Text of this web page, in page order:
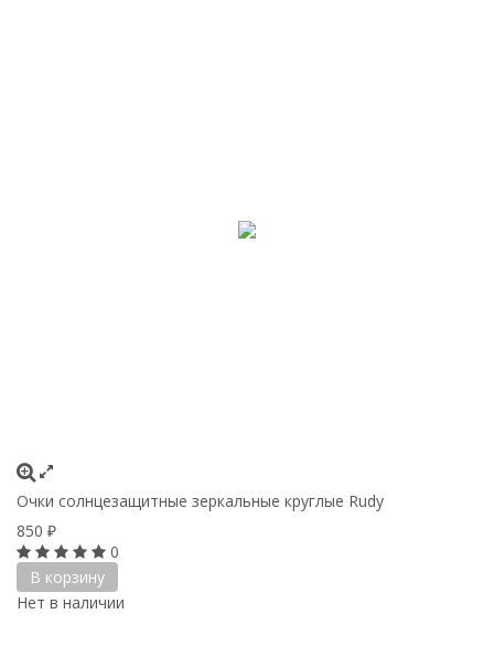
Очки солнцезащитные зеркальные круглые Rudy
850 ₽
0
В корзину
Нет в наличии